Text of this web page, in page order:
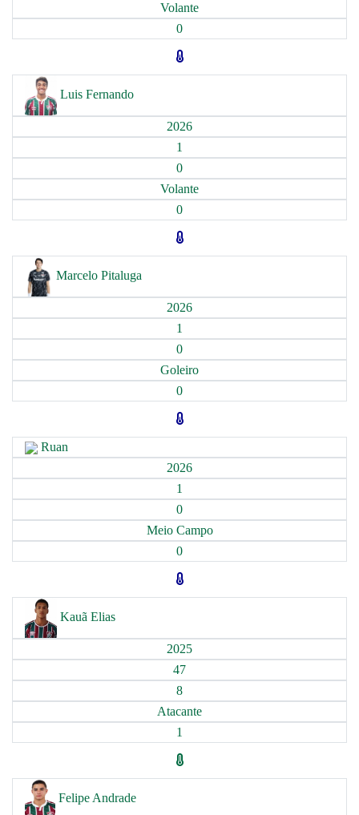
Volante
0
Luis Fernando
2026
1
0
Volante
0
Marcelo Pitaluga
2026
1
0
Goleiro
0
Ruan
2026
1
0
Meio Campo
0
Kauã Elias
2025
47
8
Atacante
1
Felipe Andrade